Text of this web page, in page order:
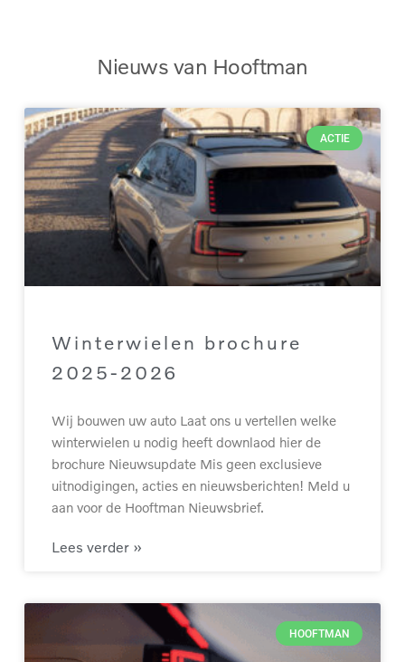
Nieuws van Hooftman
ACTIE
Winterwielen brochure
2025-2026
Wij bouwen uw auto Laat ons u vertellen welke
winterwielen u nodig heeft downlaod hier de
brochure Nieuwsupdate Mis geen exclusieve
uitnodigingen, acties en nieuwsberichten! Meld u
aan voor de Hooftman Nieuwsbrief.
Lees verder »
HOOFTMAN